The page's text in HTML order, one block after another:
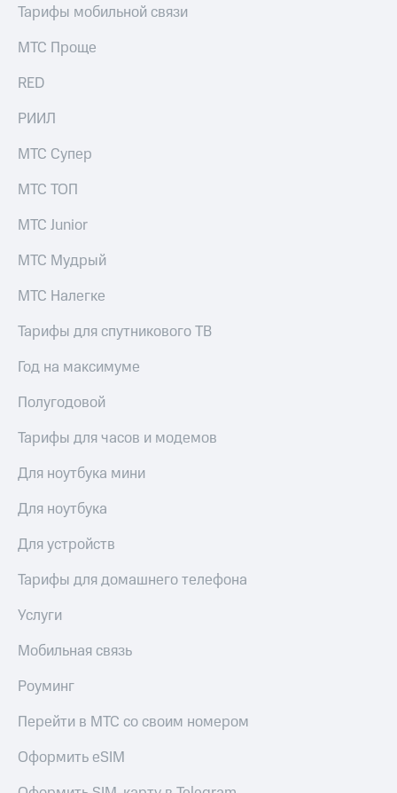
Тарифы мобильной связи
МТС Проще
RED
РИИЛ
МТС Супер
МТС ТОП
МТС Junior
МТС Мудрый
МТС Налегке
Тарифы для спутникового ТВ
Год на максимуме
Полугодовой
Тарифы для часов и модемов
Для ноутбука мини
Для ноутбука
Для устройств
Тарифы для домашнего телефона
Услуги
Мобильная связь
Роуминг
Перейти в МТС со своим номером
Оформить eSIM